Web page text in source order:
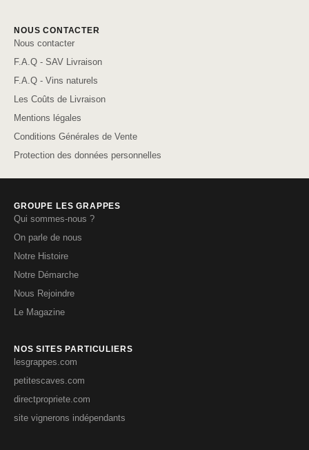
NOUS CONTACTER
Nous contacter
F.A.Q - SAV Livraison
F.A.Q - Vins naturels
Les Coûts de Livraison
Mentions légales
Conditions Générales de Vente
Protection des données personnelles
GROUPE LES GRAPPES
Qui sommes-nous ?
On parle de nous
Notre Histoire
Notre Démarche
Nous Rejoindre
Le Magazine
NOS SITES PARTICULIERS
lesgrappes.com
petitescaves.com
directpropriete.com
site vignerons indépendants